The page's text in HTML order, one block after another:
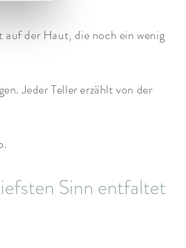
der Haut, die noch ein wenig
Jeder Teller erzählt von der
Sinn entfaltet